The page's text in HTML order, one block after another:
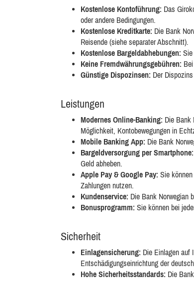
Kostenlose Kontoführung: Das
oder andere Bedingungen.
Kostenlose Kreditkarte: Die Bank
Reisende (siehe separater Abschnitt).
Kostenlose Bargeldabhebungen: Sie
Keine Fremdwährungsgebühren:
Günstige Dispozinsen: Der
Leistungen
Modernes Online-Banking: Die Bank
Möglichkeit, Kontobewegungen in
Mobile Banking App: Die Bank
Bargeldversorgung per Smartphone:
Geld abheben.
Apple Pay & Google Pay: Sie
Zahlungen nutzen.
Kundenservice: Die Bank Norwegian
Bonusprogramm: Sie können bei
Sicherheit
Einlagensicherung: Die Einlagen auf
Entschädigungseinrichtung der
Hohe Sicherheitsstandards: Die